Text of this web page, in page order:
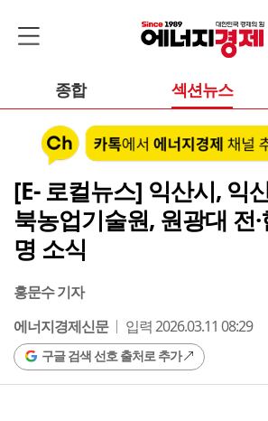
종합 섹션뉴스
[E- 로컬뉴스] 익산시, 익
북농업기술원, 원광대 전
명 소식
홍문수 기자
에너지경제신문
입력 2026.03.11 08:29
구글 검색 선호 출처로 추가